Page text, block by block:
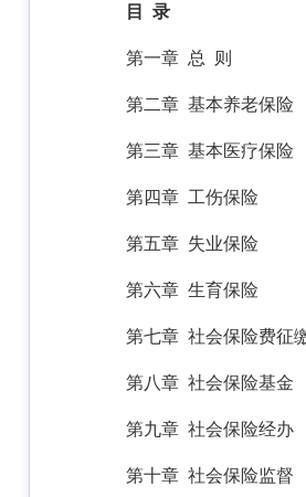
目 录
第一章 总 则
第二章 基本养老保险
第三章 基本医疗保险
第四章 工伤保险
第五章 失业保险
第六章 生育保险
第七章 社会保险费征
第八章 社会保险基金
第九章 社会保险经办
第十章 社会保险监督